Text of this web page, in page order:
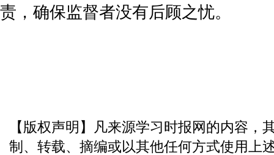
责，确保监督者没有后顾之忧。
【版权声明】凡来源学习时报网的内容
制、转载、摘编或以其他任何方式使用上